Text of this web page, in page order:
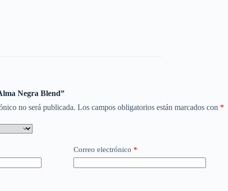
Negra Blend”
no será publicada. Los campos obligatorios están marcados con *
Correo electrónico *